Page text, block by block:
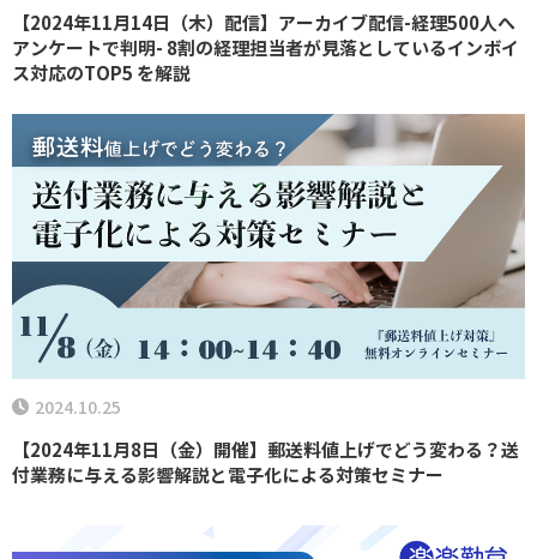
【2024年11月14日（木）配信】アーカイブ配信-経理500人へ
アンケートで判明- 8割の経理担当者が見落としているインボイ
ス対応のTOP5 を解説
【2024年11月8日（金）開催】郵送料値上げでどう変わる？送
付業務に与える影響解説と電子化による対策セミナー
2024.10.25